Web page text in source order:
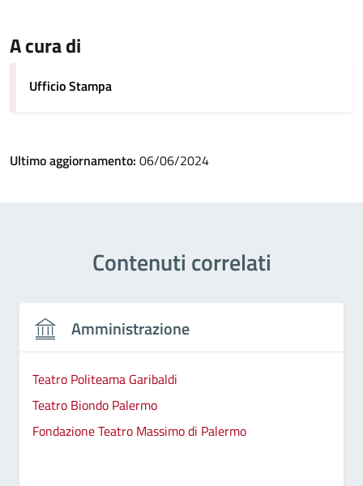
A cura di
Ufficio Stampa
Ultimo aggiornamento: 06/06/2024
Contenuti correlati
Amministrazione
Teatro Politeama Garibaldi
Teatro Biondo Palermo
Fondazione Teatro Massimo di Palermo